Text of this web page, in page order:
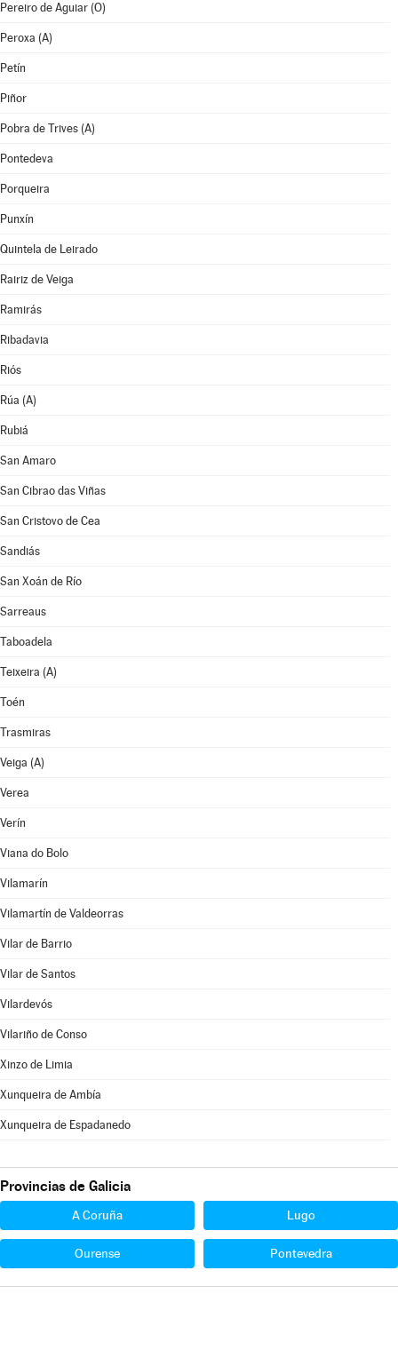
Pereiro de Aguiar (O)
Peroxa (A)
Petín
Piñor
Pobra de Trives (A)
Pontedeva
Porqueira
Punxín
Quintela de Leirado
Rairiz de Veiga
Ramirás
Ribadavia
Riós
Rúa (A)
Rubiá
San Amaro
San Cibrao das Viñas
San Cristovo de Cea
Sandiás
San Xoán de Río
Sarreaus
Taboadela
Teixeira (A)
Toén
Trasmiras
Veiga (A)
Verea
Verín
Viana do Bolo
Vilamarín
Vilamartín de Valdeorras
Vilar de Barrio
Vilar de Santos
Vilardevós
Vilariño de Conso
Xinzo de Limia
Xunqueira de Ambía
Xunqueira de Espadanedo
Provincias de Galicia
A Coruña Lugo
Ourense Pontevedra